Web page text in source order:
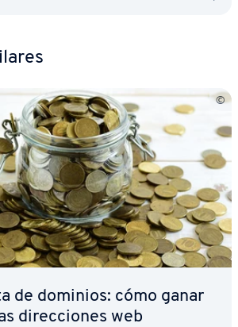
de dominios: cómo ganar
di­re­c­cio­nes web